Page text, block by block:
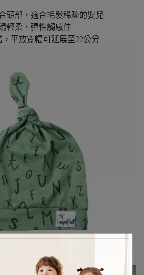
頭部，適合毛髮稀疏的嬰兒
輕柔，彈性觸感佳
，平放寬幅可延展至22公分